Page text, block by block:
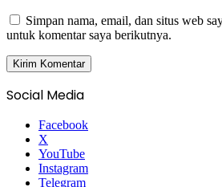
Simpan nama, email, dan situs web
untuk komentar saya berikutnya.
Social Media
Facebook
X
YouTube
Instagram
Telegram